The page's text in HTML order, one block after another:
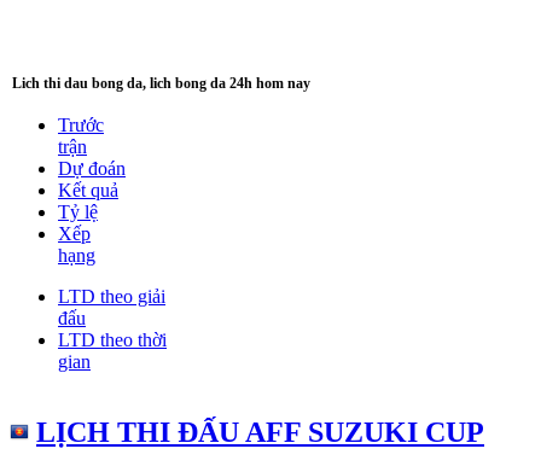
Lich thi dau bong da, lich bong da 24h hom nay
Trước
trận
Dự đoán
Kết quả
Tỷ lệ
Xếp
hạng
LTD theo giải
đấu
LTD theo thời
gian
LỊCH THI ĐẤU AFF SUZUKI CUP